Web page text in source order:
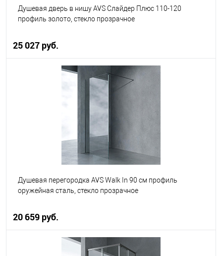
Душевая дверь в нишу AVS Слайдер Плюс 110-120
профиль золото, стекло прозрачное
25 027 руб.
В корзину
В наличии
Душевая перегородка AVS Walk In 90 см профиль
оружейная сталь, стекло прозрачное
20 659 руб.
В корзину